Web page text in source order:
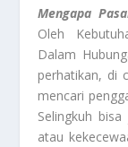
Mengapa
Oleh
Dalam
perhatikan, di
mencari
Selingkuh
atau